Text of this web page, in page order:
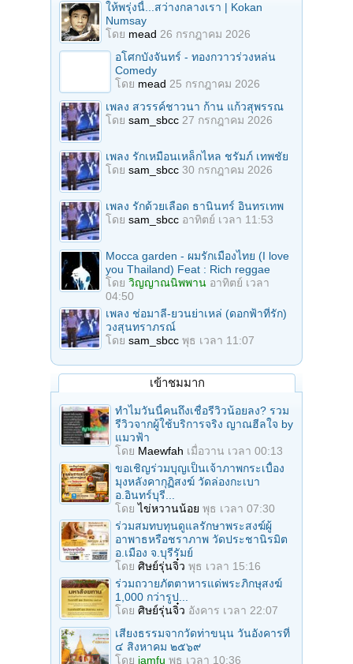
ให้พรุ่งนี้...สว่างกลางเรา | Kokan
Numsay
โดย mead 26 กรกฎาคม 2026
อโศกบังจันทร์ - ทองกวาวร่วงหล่น
Comedy
โดย mead 25 กรกฎาคม 2026
เพลง สวรรค์ชาวนา ก้าน แก้วสุพรรณ
โดย sam_sbcc 27 กรกฎาคม 2026
เพลง รักเหมือนเหล็กไหล ชรัมภ์ เทพชัย
โดย sam_sbcc 30 กรกฎาคม 2026
เพลง รักด้วยเลือด ธานินทร์ อินทรเทพ
โดย sam_sbcc อาทิตย์ เวลา 11:53
Mocca garden - ผมรักเมืองไทย (I love
you Thailand) Feat : Rich reggae
โดย วิญญาณนิพพาน อาทิตย์ เวลา
04:50
เพลง ช่อมาลี-ยวนย่าเหล่ (ดอกฟ้าที่รัก)
วงสุนทราภรณ์
โดย sam_sbcc พุธ เวลา 11:07
เข้าชมมาก
ทำไมวันนี้คนถึงเชื่อรีวิวน้อยลง? รวม
รีวิวจากผู้ใช้บริการจริง ญาณฮีลใจ by
แมวฟ้า
โดย Maewfah เมื่อวาน เวลา 00:13
ขอเชิญร่วมบุญเป็นเจ้าภาพกระเบื้อง
มุงหลังคากุฏิสงฆ์ วัดล่องกะเบา
อ.อินทร์บุรี...
โดยไข่หวานน้อย พุธ เวลา 07:30
ร่วมสมทบทุนดูแลรักษาพระสงฆ์ผู้
อาพาธหรือชราภาพ วัดประชานิรมิต
อ.เมือง จ.บุรีรัมย์
โดย ศิษย์รุ่นจิ๋ว พุธ เวลา 15:16
ร่วมถวายภัตตาหารแด่พระภิกษุสงฆ์
1,000 กว่ารูป...
โดย ศิษย์รุ่นจิ๋ว อังคาร เวลา 22:07
เสียงธรรมจากวัดท่าขนุน วันอังคารที่
๔ สิงหาคม ๒๕๖๙
โดย iamfu พุธ เวลา 10:36